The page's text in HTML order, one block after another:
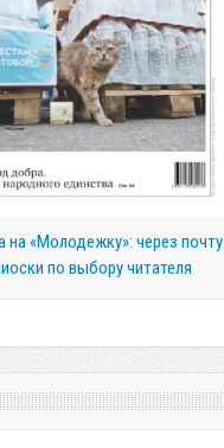
на «Молодежку»: через почту
по выбору читателя